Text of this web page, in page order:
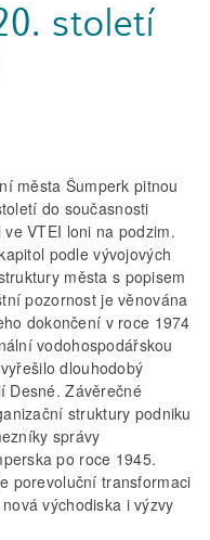
století
města Šumperk pitnou
do současnosti
VTEI loni na podzim.
podle vývojových
města s popisem
pozornost je věnována
dokončení v roce 1974
vodohospodářskou
dlouhodobý
Desné. Závěrečné
struktury podniku
správy
po roce 1945.
porevoluční transformaci
východiska i výzvy